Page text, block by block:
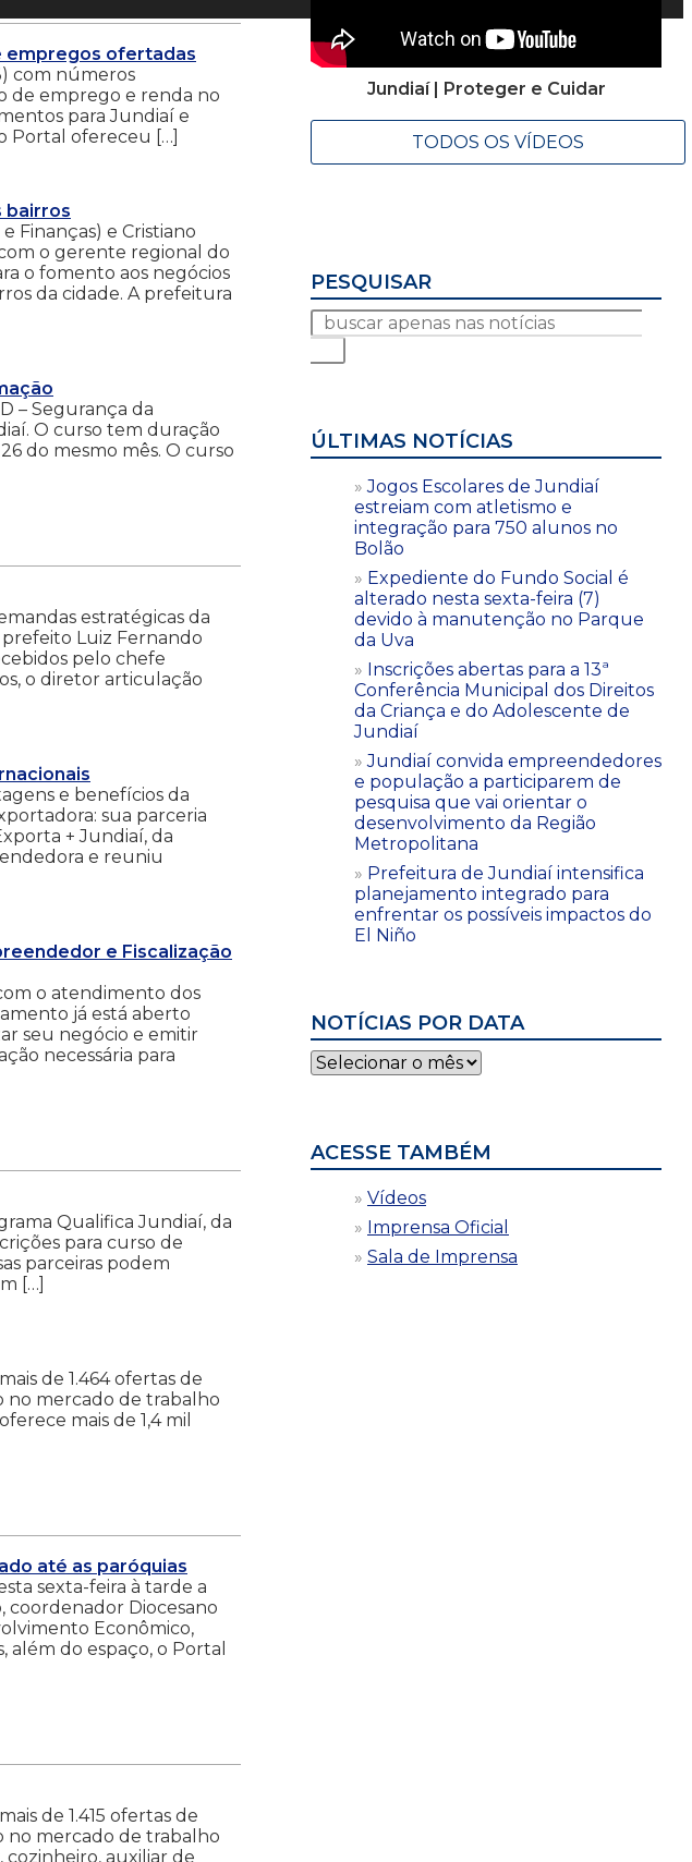
empregos ofertadas
com números
de emprego e renda no
para Jundiaí e
Portal ofereceu […]
bairros
Finanças) e Cristiano
o gerente regional do
o fomento aos negócios
da cidade. A prefeitura
– Segurança da
O curso tem duração
do mesmo mês. O curso
estratégicas da
Luiz Fernando
pelo chefe
o diretor articulação
e benefícios da
sua parceria
+ Jundiaí, da
e reuniu
e Fiscalização
o atendimento dos
já está aberto
seu negócio e emitir
necessária para
Qualifica Jundiaí, da
para curso de
parceiras podem
[…]
de 1.464 ofertas de
no mercado de trabalho
mais de 1,4 mil
até as paróquias
sexta-feira à tarde a
coordenador Diocesano
Econômico,
além do espaço, o Portal
de 1.415 ofertas de
no mercado de trabalho
cozinheiro, auxiliar de
Jundiaí | Proteger e Cuidar
TODOS OS VÍDEOS
PESQUISAR
ÚLTIMAS NOTÍCIAS
Jogos Escolares de Jundiaí
estreiam com atletismo e
integração para 750 alunos no
Bolão
Expediente do Fundo Social é
alterado nesta sexta-feira (7)
devido à manutenção no Parque
da Uva
Inscrições abertas para a 13ª
Conferência Municipal dos Direitos
da Criança e do Adolescente de
Jundiaí
Jundiaí convida empreendedores
e população a participarem de
pesquisa que vai orientar o
desenvolvimento da Região
Metropolitana
Prefeitura de Jundiaí intensifica
planejamento integrado para
enfrentar os possíveis impactos do
El Niño
NOTÍCIAS POR DATA
Notícias
por
ACESSE TAMBÉM
Vídeos
Imprensa Oficial
Sala de Imprensa